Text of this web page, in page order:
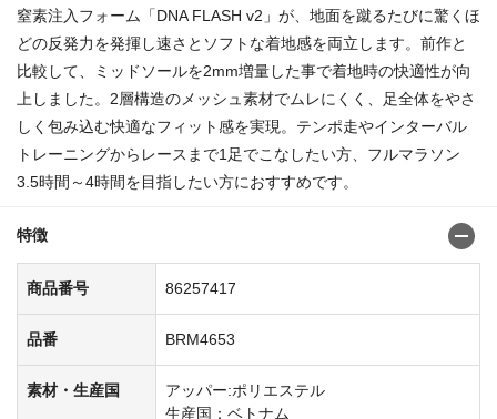
窒素注入フォーム「DNA FLASH v2」が、地面を蹴るたびに驚くほ
どの反発力を発揮し速さとソフトな着地感を両立します。前作と
比較して、ミッドソールを2mm増量した事で着地時の快適性が向
上しました。2層構造のメッシュ素材でムレにくく、足全体をやさ
しく包み込む快適なフィット感を実現。テンポ走やインターバル
トレーニングからレースまで1足でこなしたい方、フルマラソン
3.5時間～4時間を目指したい方におすすめです。
特徴
商品番号 86257417
品番 BRM4653
素材・生産国
アッパー:ポリエステル
生産国：ベトナム